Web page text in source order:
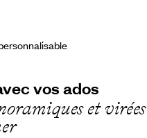
vos ados
et virées